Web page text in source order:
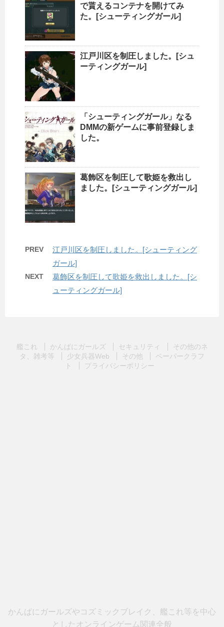
で貰えるコンテナを開けてみ
た。[シューティングガール]
江戸川区を制圧しました。[シュ
ーティングガール]
「シューティングガール」なる
DMMの新ゲームに事前登録しま
した。
葛飾区を制圧して歌姫を救出し
ました。[シューティングガール]
PREV
江戸川区を制圧しました。[シューティング
ガール]
NEXT
葛飾区を制圧して歌姫を救出しました。[シ
ューティングガール]
艦これ かんぱにガールズ セキュリティ
その他のネ
タ、雑考等
少女兵器Web その他
ペーパークラフ
ト
プライバシーポリシー
かんぱにガールズやコズミックブレイク、艦これ等を中心
としたオンラインゲーム関連全般